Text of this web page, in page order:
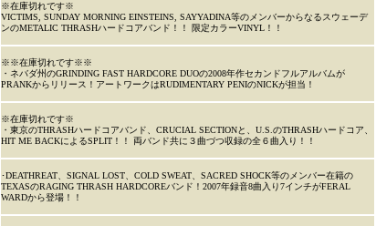
※在庫切れです※
VICTIMS, SUNDAY MORNING EINSTEINS, SAYYADINA等のメンバーからなるスウェーデ
ンのMETALIC THRASHハードコアバンド！！ 限定カラーVINYL！！
※※在庫切れです※※
・ネバダ州のGRINDING FAST HARDCORE DUOの2008年作セカンドフルアルバムが
PRANKからリリース！アートワークはRUDIMENTARY PENIのNICKが担当！
※在庫切れです※
・東京のTHRASHハードコアバンド、CRUCIAL SECTIONと、U.S.のTHRASHハードコア、
HIT ME BACKによるSPLIT！！ 両バンド共に３曲づつ収録の全６曲入り！！
･DEATHREAT、SIGNAL LOST、COLD SWEAT、SACRED SHOCK等のメンバー在籍の
TEXASのRAGING THRASH HARDCOREバンド！2007年録音8曲入り7インチがFERAL
WARDから登場！！